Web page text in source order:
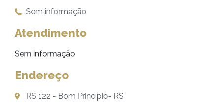
Sem informação
Atendimento
Sem informação
Endereço
RS 122 - Bom Princípio- RS